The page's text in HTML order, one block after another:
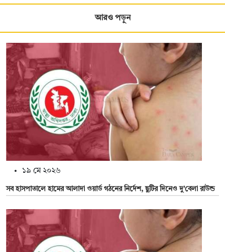
আরও পড়ুন
১৯ মে ২০২৬
সব হাসপাতালে হামের আলাদা ওয়ার্ড গঠনের নির্দেশ, ছুটির দিনেও দু’বেলা রাউন্ড